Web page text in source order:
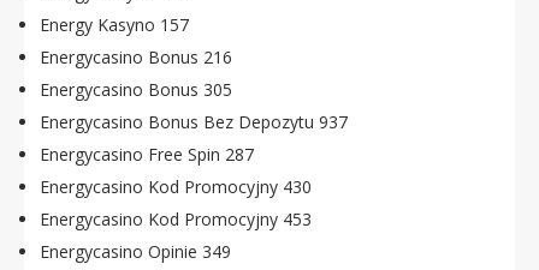
Energy Kasyno 157
Energycasino Bonus 216
Energycasino Bonus 305
Energycasino Bonus Bez Depozytu 937
Energycasino Free Spin 287
Energycasino Kod Promocyjny 430
Energycasino Kod Promocyjny 453
Energycasino Opinie 349